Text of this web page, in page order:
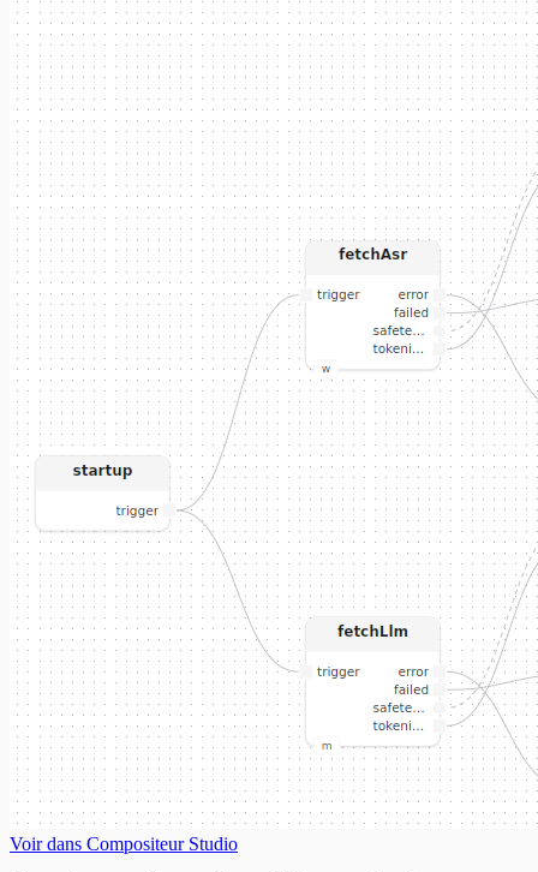
Voir dans Compositeur Studio